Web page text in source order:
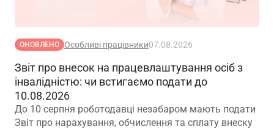
ОНОВЛЕНО Особливі працівники07.08.2026
Звіт про внесок на працевлаштування осіб з
інвалідністю: чи встигаємо подати до
10.08.2026
До 10 серпня роботодавці незабаром мають подати
Звіт про нарахування, обчислення та сплату внеску